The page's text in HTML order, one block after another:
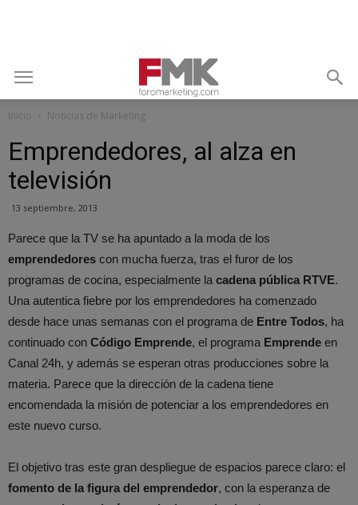
Inicio Noticias de Marketing
Emprendedores, al alza en
televisión
13 septiembre, 2013
Parece que la TV se ha apuntado a la moda de los
emprendedores con mucha fuerza, tras el furor de los
programas de cocina, especialmente la cadena pública RTVE.
Una autentica fiebre por los emprendedores ha comenzado
desde hace unas semanas con el programa de Entre Todos, ha
continuado con Código Emprende, el programa Emprende en
Canal 24h, y además se esperan otras producciones sobre la
materia. Parece que la dirección de la cadena tiene
encomendada la misión de potenciar a los emprendedores en
este nuevo curso.
El objetivo tras este gran despliegue de espacios parece claro: el
fomento de la figura del emprendedor, con la esperanza de